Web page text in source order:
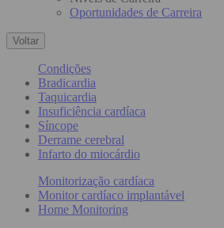
Oportunidades de Carreira
Voltar
Condições
Bradicardia
Taquicardia
Insuficiência cardíaca
Síncope
Derrame cerebral
Infarto do miocárdio
Monitorização cardíaca
Monitor cardíaco implantável
Home Monitoring